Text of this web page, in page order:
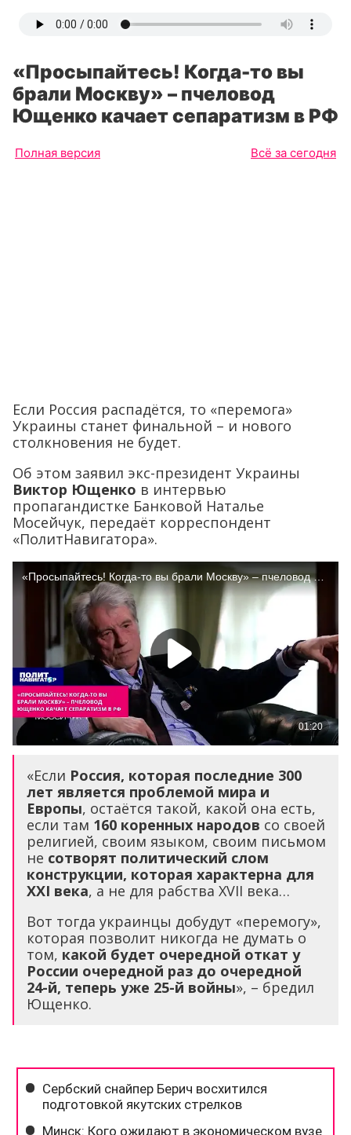
«Просыпайтесь! Когда-то вы
брали Москву» – пчеловод
Ющенко качает сепаратизм в РФ
Полная версия Всё за сегодня
Если Россия распадётся, то «перемога»
Украины станет финальной – и нового
столкновения не будет.
Об этом заявил экс-президент Украины
Виктор Ющенко в интервью
пропагандистке Банковой Наталье
Мосейчук, передаёт корреспондент
«ПолитНавигатора».
«Если Россия, которая последние 300
лет является проблемой мира и
Европы, остаётся такой, какой она есть,
если там 160 коренных народов со своей
религией, своим языком, своим письмом
не сотворят политический слом
конструкции, которая характерна для
XXI века, а не для рабства XVII века…
Вот тогда украинцы добудут «перемогу»,
которая позволит никогда не думать о
том, какой будет очередной откат у
России очередной раз до очередной
24-й, теперь уже 25-й войны», – бредил
Ющенко.